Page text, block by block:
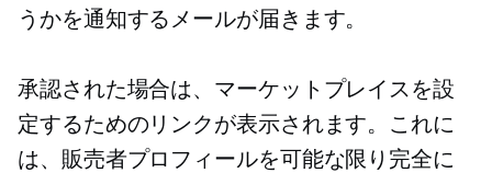
うかを通知するメールが届きます。
承認された場合は、マーケットプレイスを設
定するためのリンクが表示されます。これに
は、販売者プロフィールを可能な限り完全に